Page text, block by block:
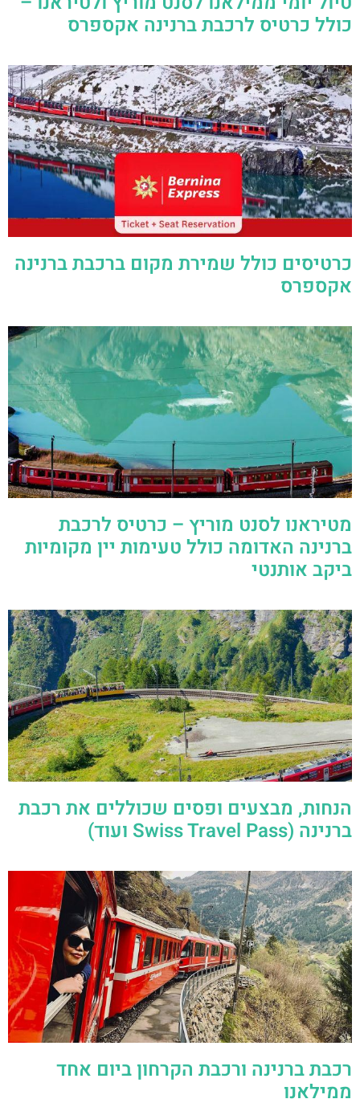
כולל כרטיס לרכבת ברנינה אקספרס
כרטיסים כולל שמירת מקום ברכבת ברנינה
אקספרס
מטיראנו לסנט מוריץ – כרטיס לרכבת
ברנינה האדומה כולל טעימות יין מקומיות
ביקב אותנטי
הנחות, מבצעים ופסים שכוללים את רכבת
ברנינה (Swiss Travel Pass ועוד)
רכבת ברנינה ורכבת הקרחון ביום אחד
ממילאנו